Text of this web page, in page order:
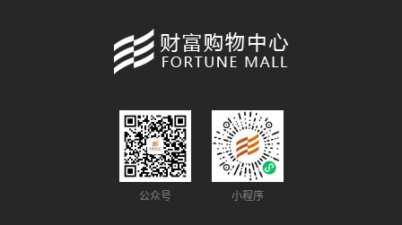
公众号 小程序